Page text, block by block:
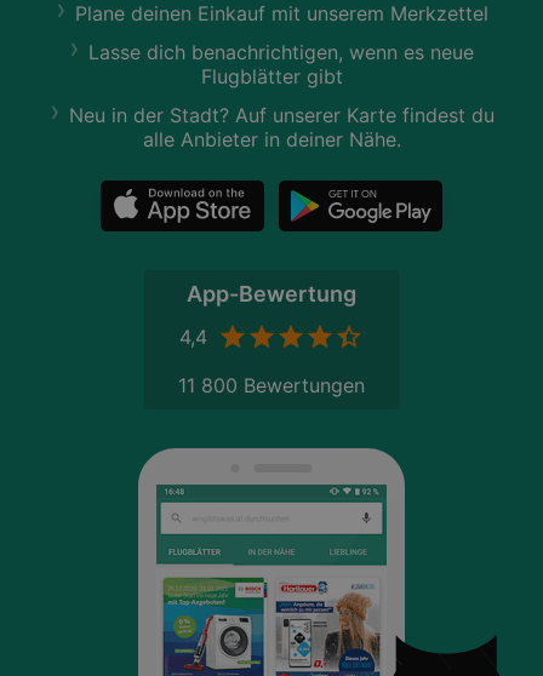
Plane deinen Einkauf mit unserem Merkzettel
Lasse dich benachrichtigen, wenn es neue
Flugblätter gibt
Neu in der Stadt? Auf unserer Karte findest du
alle Anbieter in deiner Nähe.
App-Bewertung
4,4
11 800 Bewertungen